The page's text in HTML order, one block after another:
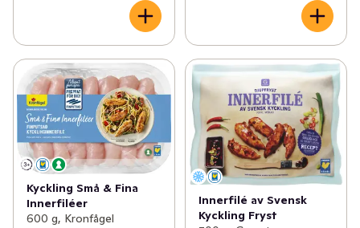
Kyckling Små & Fina
Innerfiléer
600 g, Kronfågel
Innerfilé av Svensk
Kyckling Fryst